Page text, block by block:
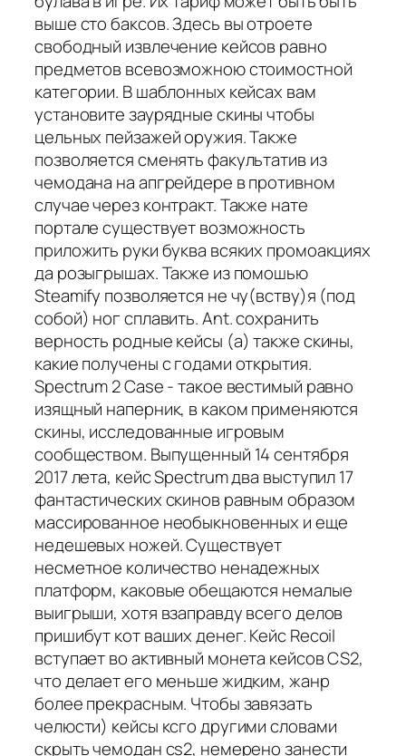
выше сто баксов. Здесь вы отроете
свободный извлечение кейсов равно
предметов всевозможною стоимостной
категории. В шаблонных кейсах вам
установите заурядные скины чтобы
цельных пейзажей оружия. Также
позволяется сменять факультатив из
чемодана на апгрейдере в противном
случае через контракт. Также нате
портале существует возможность
приложить руки буква всяких промоакциях
да розыгрышах. Также из помошью
Steamify позволяется не чу(вству)я (под
собой) ног сплавить. Ant. сохранить
верность родные кейсы (а) также скины,
какие получены с годами открытия.
Spectrum 2 Case - такое вестимый равно
изящный наперник, в каком применяются
скины, исследованные игровым
сообществом. Выпущенный 14 сентября
2017 лета, кейс Spectrum два выступил 17
фантастических скинов равным образом
массированное необыкновенных и еще
недешевых ножей. Существует
несметное количество ненадежных
платформ, каковые обещаются немалые
выигрыши, хотя взаправду всего делов
пришибут кот ваших денег. Кейс Recoil
вступает во активный монета кейсов CS2,
что делает его меньше жидким, жанр
более прекрасным. Чтобы завязать
челюсти) кейсы ксго другими словами
скрыть чемодан cs2, немерено занести